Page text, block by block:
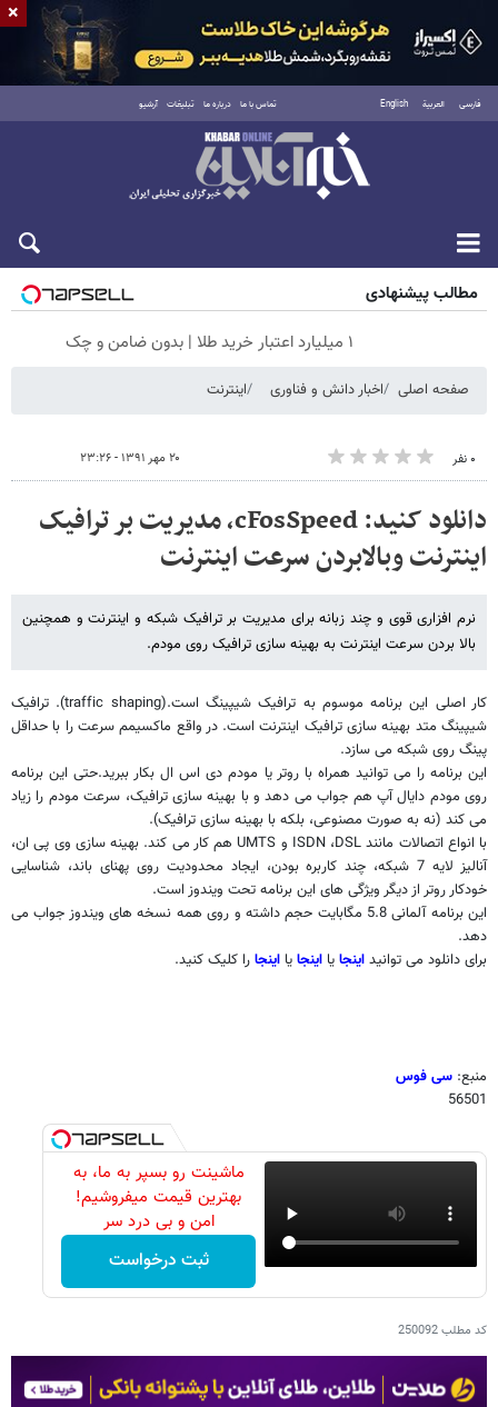
فارسی العربية English تماس با ما درباره ما تبلیغات آرشیو
شنبه ۱۷ مرداد ۱۴۰۵
مطالب پیشنهادی
۱ میلیارد اعتبار خرید طلا | بدون ضامن و چک
صفحه اصلی اخبار دانش و فناوری اینترنت
۰ نفر ۲۰ مهر ۱۳۹۱ - ۲۳:۲۶
دانلود کنید: cFosSpeed، مدیریت بر ترافیک
اینترنت وبالابردن سرعت اینترنت
نرم افزاری قوی و چند زبانه برای مدیریت بر ترافیک شبکه و اینترنت و همچنین
بالا بردن سرعت اینترنت به بهینه سازی ترافیک روی مودم.
کار اصلی این برنامه موسوم به ترافیک شیپینگ است.(traffic shaping). ترافیک
شیپینگ متد بهینه سازی ترافیک اینترنت است. در واقع ماکسیمم سرعت را با حداقل
پینگ روی شبکه می سازد.
این برنامه را می توانید همراه با روتر یا مودم دی اس ال بکار ببرید.حتی این برنامه
روی مودم دایال آپ هم جواب می دهد و با بهینه سازی ترافیک، سرعت مودم را زیاد
می کند (نه به صورت مصنوعی، بلکه با بهینه سازی ترافیک).
با انواع اتصالات مانند DSL،ISDN و UMTSهم کار می کند. بهینه سازی وی پی ان،
آنالیز لایه 7 شبکه، چند کاربره بودن، ایجاد محدودیت روی پهنای باند، شناسایی
خودکار روتر از دیگر ویژگی های این برنامه تحت ویندوز است.
این برنامه آلمانی 5.8 مگابایت حجم داشته و روی همه نسخه های ویندوز جواب می
دهد.
برای دانلود می توانید اینجا یا اینجا یا اینجا را کلیک کنید.
منبع: سی فوس
56501
ماشینت رو بسپر به ما، به
بهترین قیمت میفروشیم!
امن و بی درد سر
ثبت درخواست
کد مطلب250092
×